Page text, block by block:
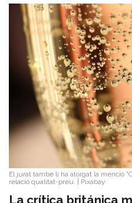
El jurat també li ha atorgat la menció
relació qualitat-preu.
Pixabay
La crítica británica